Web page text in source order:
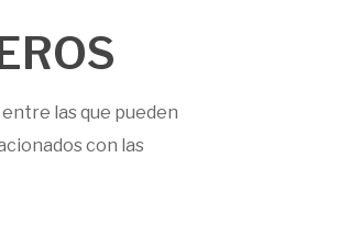
las que pueden
con las